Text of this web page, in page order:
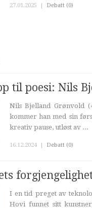
27.01.2025 | Debatt (0)
til poesi: Nils
Nils Bjelland Grønvold
kommer han med sin
kreativ pause, utløst av ...
16.12.2024 | Debatt (0)
I en tid preget av
Hovi funnet sitt